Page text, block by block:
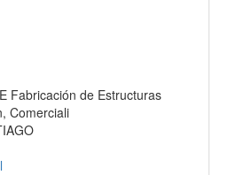
Fabricación de Estructuras
Comerciali